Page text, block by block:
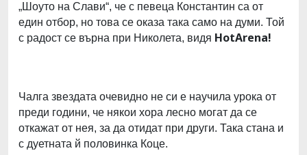
„Шоуто на Слави“, че с певеца Константин са от
един отбор, но това се оказа така само на думи. Той
с радост се върна при Николета, видя HotArena!
Чалга звездата очевидно не си е научила урока от
преди години, че някои хора лесно могат да се
откажат от нея, за да отидат при други. Така стана и
с дуетната й половинка Коце.